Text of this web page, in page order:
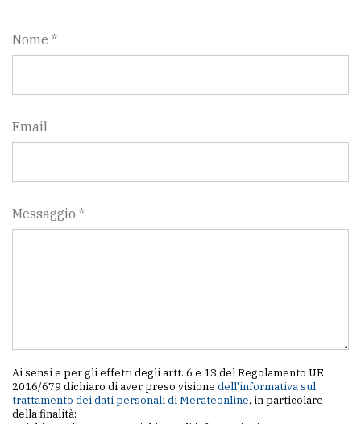
Nome *
Email
Messaggio *
Ai sensi e per gli effetti degli artt. 6 e 13 del Regolamento UE
2016/679 dichiaro di aver preso visione dell'informativa sul
trattamento dei dati personali di Merateonline, in particolare
della finalità: